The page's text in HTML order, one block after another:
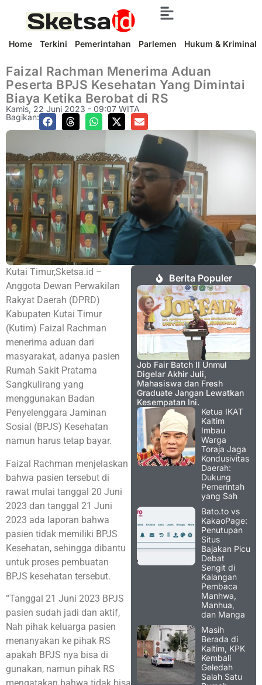
Home Terkini Pemerintahan Parlemen Hukum & Kriminal
Faizal Rachman Menerima Aduan
Peserta BPJS Kesehatan Yang Dimintai
Biaya Ketika Berobat di RS
Kamis, 22 Juni 2023 - 09:07 WITA
Bagikan:
Kutai Timur,Sketsa.id –
Anggota Dewan Perwakilan
Rakyat Daerah (DPRD)
Kabupaten Kutai Timur
(Kutim) Faizal Rachman
menerima aduan dari
masyarakat, adanya pasien
Rumah Sakit Pratama
Sangkulirang yang
menggunakan Badan
Penyelenggara Jaminan
Sosial (BPJS) Kesehatan
namun harus tetap bayar.
Faizal Rachman menjelaskan
bahwa pasien tersebut di
rawat mulai tanggal 20 Juni
2023 dan tanggal 21 Juni
2023 ada laporan bahwa
pasien tidak memiliki BPJS
Kesehatan, sehingga dibantu
untuk proses pembuatan
BPJS kesehatan tersebut.
“Tanggal 21 Juni 2023 BPJS
pasien sudah jadi dan aktif,
Nah pihak keluarga pasien
menanyakan ke pihak RS
apakah BPJS nya bisa di
gunakan, namun pihak RS
Berita Populer
Job Fair Batch II Unmul
Digelar Akhir Juli,
Mahasiswa dan Fresh
Graduate Jangan Lewatkan
Kesempatan Ini.
Ketua IKAT
Kaltim
Imbau
Warga
Toraja Jaga
Kondusivitas
Daerah:
Dukung
Pemerintah
yang Sah
Bato.to vs
KakaoPage:
Penutupan
Situs
Bajakan Picu
Debat
Sengit di
Kalangan
Pembaca
Manhwa,
Manhua,
dan Manga
Masih
Berada di
Kaltim, KPK
Kembali
Geledah
Salah Satu